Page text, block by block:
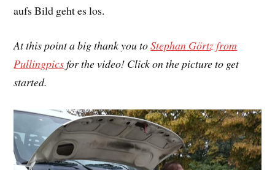
aufs Bild geht es los.
At this point a big thank you toStephan Görtz from
Pullingpicsfor the video! Click on the picture to get
started.